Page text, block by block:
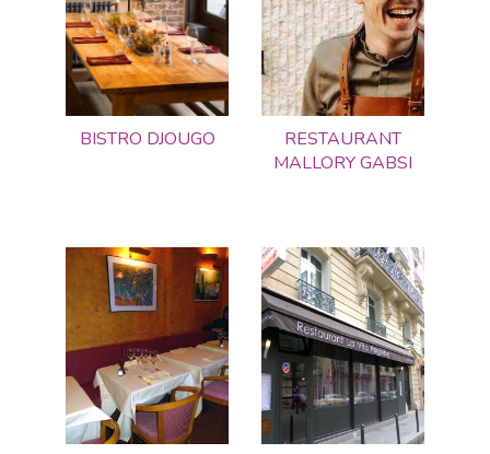
BISTRO DJOUGO
RESTAURANT
MALLORY GABSI